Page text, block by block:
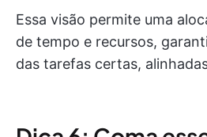
Essa visão permite uma
de tempo e recursos,
das tarefas certas,